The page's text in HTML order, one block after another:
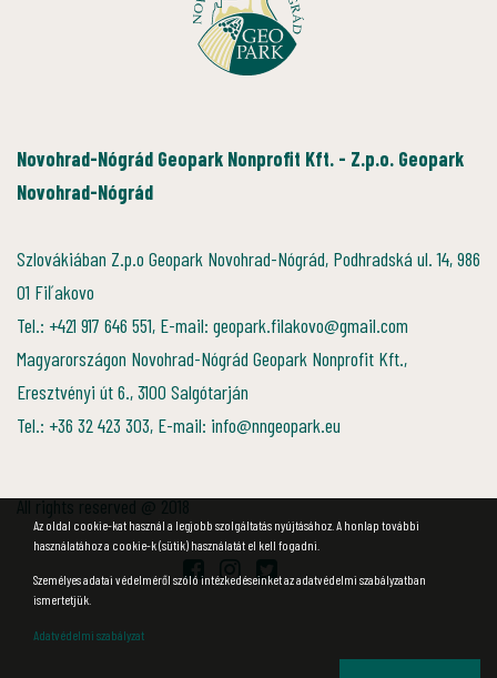
Novohrad-Nógrád Geopark Nonprofit Kft. - Z.p.o. Geopark
Novohrad-Nógrád
Szlovákiában Z.p.o Geopark Novohrad-Nógrád, Podhradská ul. 14, 986
01 Fiľakovo
Tel.: +421 917 646 551, E-mail: geopark.filakovo@gmail.com
Magyarországon Novohrad-Nógrád Geopark Nonprofit Kft.,
Eresztvényi út 6., 3100 Salgótarján
Tel.: +36 32 423 303, E-mail: info@nngeopark.eu
All rights reserved @ 2018
Az oldal cookie-kat használ a legjobb szolgáltatás nyújtásához. A honlap további
használatához a cookie-k (sütik) használatát el kell fogadni.
Személyes adatai védelméről szóló intézkedéseinket az adatvédelmi szabályzatban
ismertetjük.
Adatvédelmi szabályzat